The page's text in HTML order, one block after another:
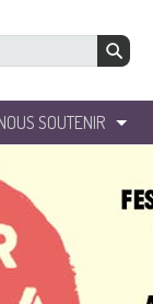
SOUTENIR